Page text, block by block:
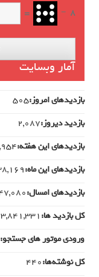
8
−
=
آمار وبسایت
بازدیدهای امروز:505
بازدید دیروز:2,087
بازدیدهای این هفته:
بازدیدهای این ماه:
بازدیدهای امسال:
کل بازدید ها:3,841,331
ورودی‌ موتور های جستجو:
کل نوشته‌ها:440